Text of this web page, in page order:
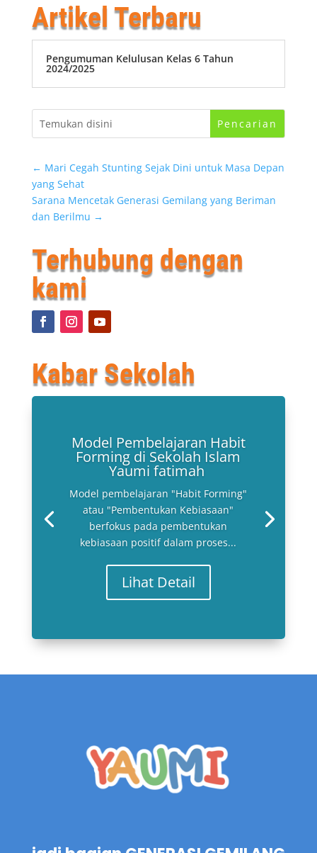
Artikel Terbaru
Pengumuman Kelulusan Kelas 6 Tahun
2024/2025
← Mari Cegah Stunting Sejak Dini untuk Masa Depan
yang Sehat
Sarana Mencetak Generasi Gemilang yang Beriman
dan Berilmu →
Terhubung dengan
kami
Kabar Sekolah
Model Pembelajaran Habit
Forming di Sekolah Islam
Yaumi fatimah
Model pembelajaran "Habit Forming"
atau "Pembentukan Kebiasaan"
berfokus pada pembentukan
kebiasaan positif dalam proses...
Lihat Detail